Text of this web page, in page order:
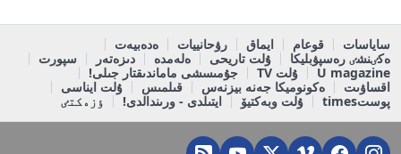
ساياسات قوعام ايماق رۋحانييات
ەدەبيەت
ەكٸنشٸ رەسپۋبليكا
ۇلت تاريحى ەلەمدە دىزەتەر
سپورت
U magazine
ۇلت TV
جۇمىسشى ماماندىقتار جىلى!
اقساۋىت
ەكونوميكا جەنە بيزنەس قىلمىس
ۇلت ايناسى
پوستtimes
ۇلت وبەكتيۆ ايتىلدى - ورىندالدى! ٶزەكتٸ